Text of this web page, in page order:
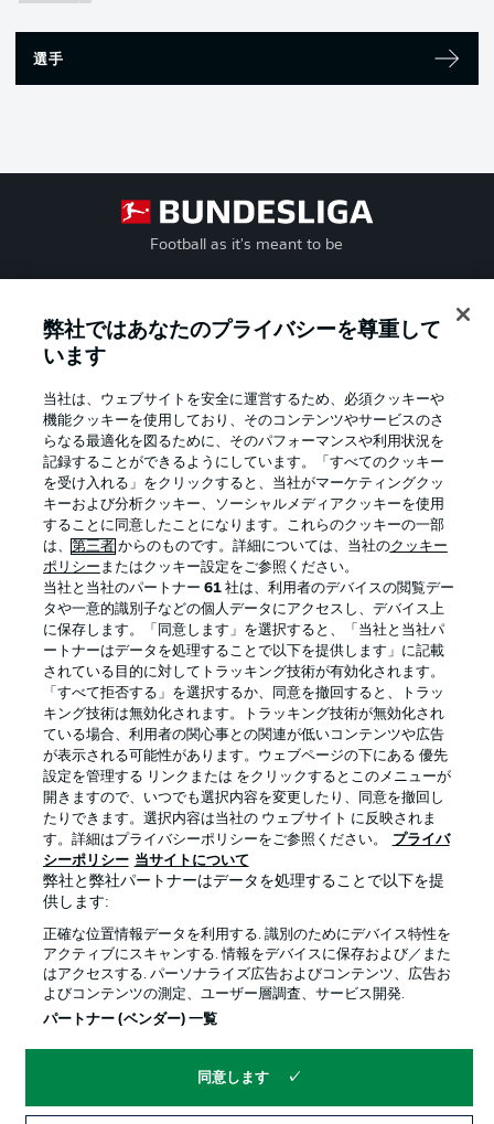
選手
Football as it's meant to be
Official Partners
プライバシー・ポリシー 優先設定を管理する
利用条件 放送局
求人 選手
当サイトについて
© 2026 Bundesliga-Gruppe GmbH
弊社ではあなたのプライバシーを尊重して
います
当社は、ウェブサイトを安全に運営するため、必須クッキーや
機能クッキーを使用しており、そのコンテンツやサービスのさ
らなる最適化を図るために、そのパフォーマンスや利用状況を
記録することができるようにしています。「すべてのクッキー
を受け入れる」をクリックすると、当社がマーケティングクッ
キーおよび分析クッキー、ソーシャルメディアクッキーを使用
することに同意したことになります。これらのクッキーの一部
は、 第三者からのものです。詳細については、当社のクッキー
ポリシー またはクッキー設定をご参照ください。
当社と当社のパートナー 61社は、利用者のデバイスの閲覧デー
タや一意的識別子などの個人データにアクセスし、デバイス上
に保存します。「同意します」を選択すると、「当社と当社パ
ートナーはデータを処理することで以下を提供します」に記載
されている目的に対してトラッキング技術が有効化されます。
「すべて拒否する」を選択するか、同意を撤回すると、トラッ
キング技術は無効化されます。トラッキング技術が無効化され
ている場合、利用者の関心事との関連が低いコンテンツや広告
が表示される可能性があります。ウェブページの下にある 優先
設定を管理する リンクまたは をクリックするとこのメニューが
開きますので、いつでも選択内容を変更したり、同意を撤回し
たりできます。選択内容は当社の ウェブサイト に反映されま
す。詳細はプライバシーポリシーをご参照ください。
プライバ
シーポリシー 当サイトについて
弊社と弊社パートナーはデータを処理することで以下を提
供します:
正確な位置情報データを利用する. 識別のためにデバイス特性を
アクティブにスキャンする. 情報をデバイスに保存および／また
はアクセスする. パーソナライズ広告およびコンテンツ、広告お
よびコンテンツの測定、ユーザー層調査、サービス開発.
パートナー (ベンダー) 一覧
同意します